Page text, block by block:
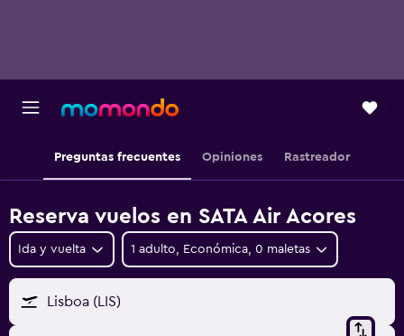
Preguntas frecuentes Opiniones Rastreador
Reserva vuelos en SATA Air Acores
Ida y vuelta 1 adulto, Económica, 0 maletas
Lisboa (LIS)